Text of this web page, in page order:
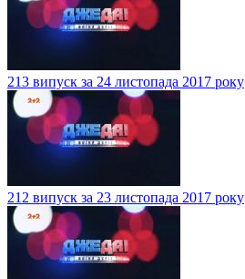
213 випуск за 24 листопада 2017 року
212 випуск за 23 листопада 2017 року